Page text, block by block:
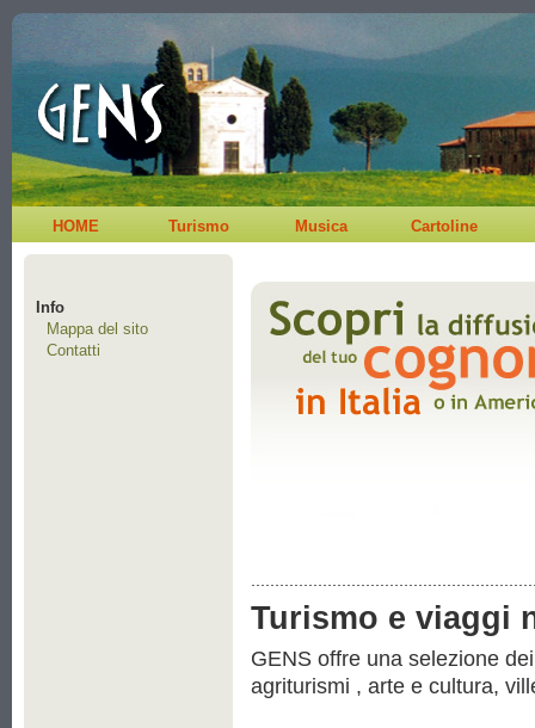
HOME Turismo Musica Cartoline
Info
Mappa del sito
Contatti
Turismo e viaggi
GENS offre una selezione
agriturismi , arte e cultura,